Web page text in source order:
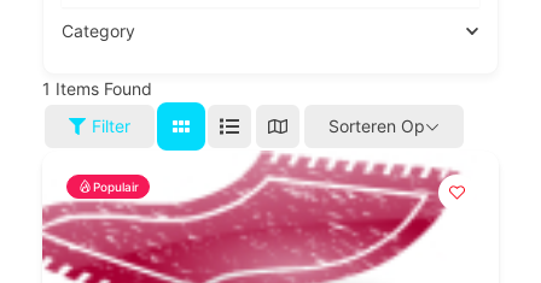
Category
1 Items Found
Filter
Sorteren Op
Populair